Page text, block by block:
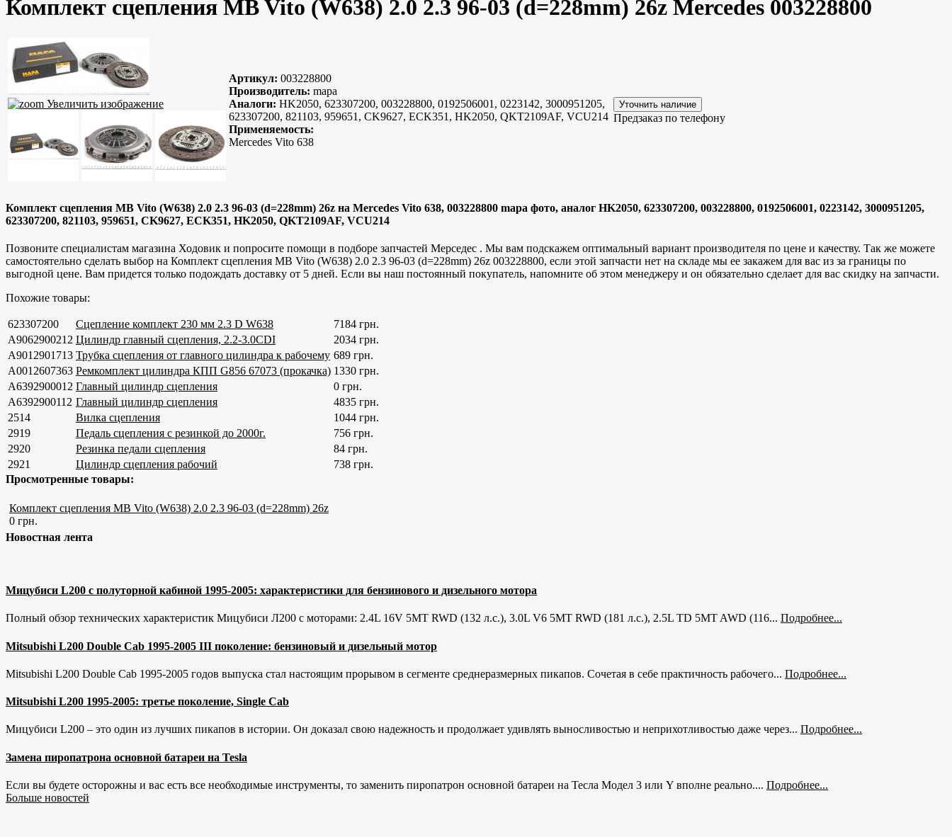
Комплект сцепления MB Vito (W638) 2.0 2.3 96-03 (d=228mm) 26z Mercedes 003228800
Увеличить изображение
Артикул: 003228800
Производитель: mapa
Аналоги: HK2050, 623307200, 003228800, 0192506001, 0223142, 3000951205,
623307200, 821103, 959651, CK9627, ECK351, HK2050, QKT2109AF, VCU214
Применяемость:
Mercedes Vito 638
Предзаказ по телефону
Комплект сцепления MB Vito (W638) 2.0 2.3 96-03 (d=228mm) 26z на Mercedes Vito 638, 003228800 mapa фото, аналог HK2050, 623307200, 003228800, 0192506001, 0223142, 3000951205,
623307200, 821103, 959651, CK9627, ECK351, HK2050, QKT2109AF, VCU214
Позвоните специалистам магазина Ходовик и попросите помощи в подборе запчастей Мерседес . Мы вам подскажем оптимальный вариант производителя по цене и качеству. Так же можете
самостоятельно сделать выбор на Комплект сцепления MB Vito (W638) 2.0 2.3 96-03 (d=228mm) 26z 003228800, если этой запчасти нет на складе мы ее закажем для вас из за границы по
выгодной цене. Вам придется только подождать доставку от 5 дней. Если вы наш постоянный покупатель, напомните об этом менеджеру и он обязательно сделает для вас скидку на запчасти.
Похожие товары:
623307200 Сцепление комплект 230 мм 2.3 D W638
7184 грн.
A9062900212 Цилиндр главный сцепления, 2.2-3.0CDI
2034 грн.
A9012901713 Трубка сцепления от главного цилиндра к рабочему 689 грн.
A0012607363 Ремкомплект цилиндра КПП G856 67073 (прокачка) 1330 грн.
A6392900012 Главный цилиндр сцепления
0 грн.
A6392900112 Главный цилиндр сцепления
4835 грн.
2514
Вилка сцепления
1044 грн.
2919
Педаль сцепления с резинкой до 2000г.
756 грн.
2920
Резинка педали сцепления
84 грн.
2921
Цилиндр сцепления рабочий
738 грн.
Просмотренные товары:
Комплект сцепления MB Vito (W638) 2.0 2.3 96-03 (d=228mm) 26z
0 грн.
Новостная лента
Мицубиси L200 с полуторной кабиной 1995-2005: характеристики для бензинового и дизельного мотора
Полный обзор технических характеристик Мицубиси Л200 с моторами: 2.4L 16V 5MT RWD (132 л.с.), 3.0L V6 5MT RWD (181 л.с.), 2.5L TD 5MT AWD (116... Подробнее...
Mitsubishi L200 Double Cab 1995-2005 III поколение: бензиновый и дизельный мотор
Mitsubishi L200 Double Cab 1995-2005 годов выпуска стал настоящим прорывом в сегменте среднеразмерных пикапов. Сочетая в себе практичность рабочего... Подробнее...
Mitsubishi L200 1995-2005: третье поколение, Single Cab
Мицубиси L200 – это один из лучших пикапов в истории. Он доказал свою надежность и продолжает удивлять выносливостью и неприхотливостью даже через... Подробнее...
Замена пиропатрона основной батареи на Tesla
Если вы будете осторожны и вас есть все необходимые инструменты, то заменить пиропатрон основной батареи на Тесла Модел 3 или Y вполне реально.... Подробнее...
Больше новостей